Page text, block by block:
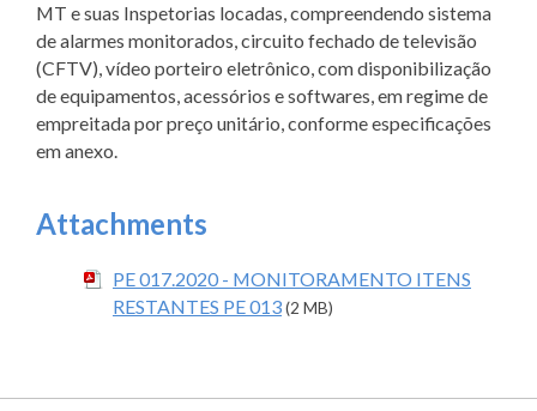
MT e suas Inspetorias locadas, compreendendo sistema
de alarmes monitorados, circuito fechado de televisão
(CFTV), vídeo porteiro eletrônico, com disponibilização
de equipamentos, acessórios e softwares, em regime de
empreitada por preço unitário, conforme especificações
em anexo.
Attachments
PE 017.2020 - MONITORAMENTO ITENS
RESTANTES PE 013(2 MB)